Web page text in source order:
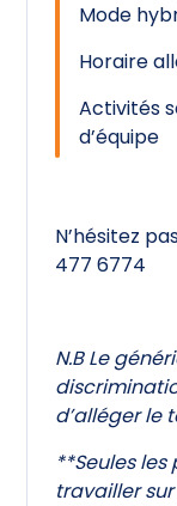
Mode
Horaire
Activités
d’équipe
N’hésitez
477 6774
N.B Le
d’alléger le
**Seules
travailler